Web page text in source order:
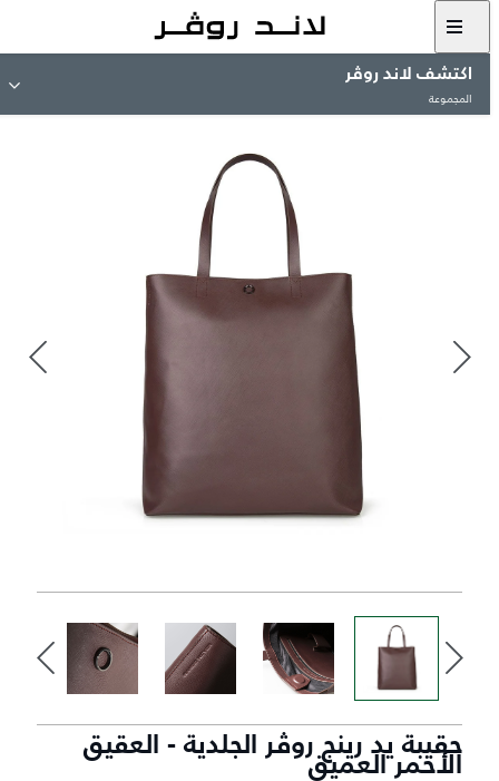
اكتشف لاند روڤر
المجموعة
حقيبة يد رينج روڤر الجلدية - العقيق
الأحمر العميق